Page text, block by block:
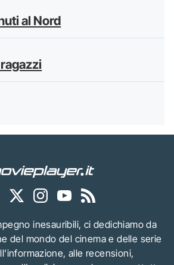
al Nord
inesauribili, ci dedichiamo da
del mondo del cinema e delle serie
alle recensioni,